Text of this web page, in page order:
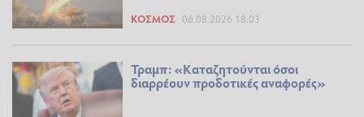
ΚΌΣΜΟΣ 06.08.2026 18:03
Τραμπ: «Καταζητούνται όσοι
διαρρέουν προδοτικές αναφορές»